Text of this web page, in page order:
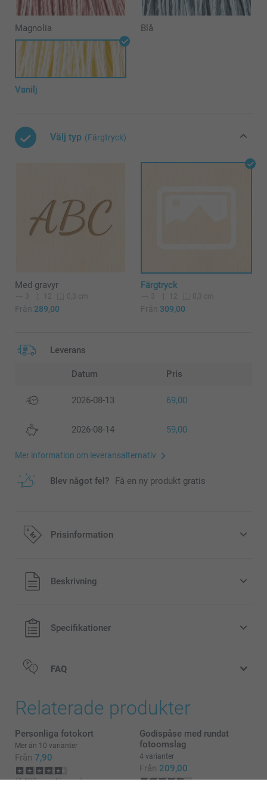
Magnolia Blå
Vanilj
Välj typ (Färgtryck)
Med gravyr
3 12 0,3 cm
Från 289,00
Färgtryck
3 12 0,3 cm
Från 309,00
Leverans
Datum Pris
2026-08-13 69,00
2026-08-14 59,00
Mer information om leveransalternativ
Blev något fel? Få en ny produkt gratis
Prisinformation
Alla priser är i svenska kronor (SEK), inklusive moms och
exklusive porto.
Beskrivning
Specifikationer
FAQ
Relaterade produkter
Personliga fotokort
Mer än 10 varianter
Från 7,90
(1430 omdömen)
Godispåse med rundat
fotoomslag
4 varianter
Från 209,00